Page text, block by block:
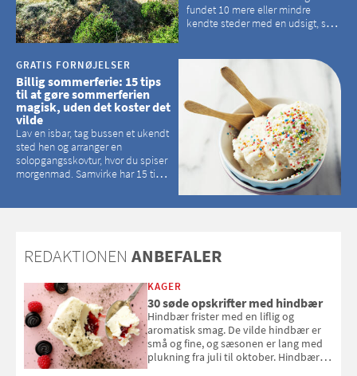
fundet 10 mere eller mindre
kendte steder med en udsigt, som
GRATIS FORNØJELSER
Billig sommerferie: 15 tips
til at gøre sommerferien
magisk, uden det koster det
vilde
Lav en isbar, tag bussen et ukendt
sted hen og arranger en
solopgangsskovtur, hvor du spiser
morgenmad. Samvirke har 15 tips
REDAKTIONEN ANBEFALER
KAGER
30 søde opskrifter med hindbær
Hindbær frister med en liflig og
aromatisk smag. De vilde hindbær er
små og fine, og sæsonen er lang med
plukning fra juli til oktober. Hindbær